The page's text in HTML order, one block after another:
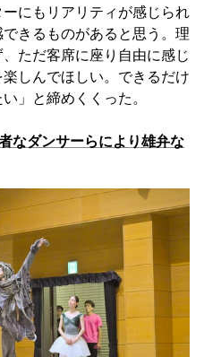
にもリアリティが感じられ
できるものがあると思う。理
ただ客席に座り自由に感じ
楽しんでほしい。できるだけ
」と締めくくった。
なダンサーらにより雄弁な